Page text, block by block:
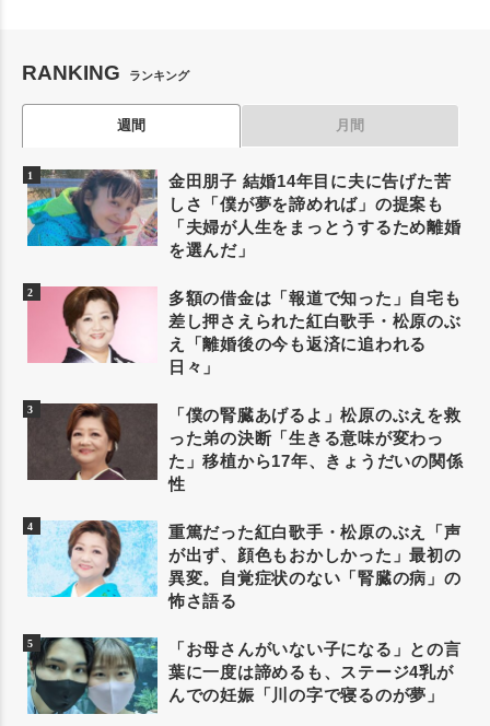
RANKING ランキング
週間 月間
金田朋子 結婚14年目に夫に告げた苦
しさ「僕が夢を諦めれば」の提案も
「夫婦が人生をまっとうするため離婚
を選んだ」
多額の借金は「報道で知った」自宅も
差し押さえられた紅白歌手・松原のぶ
え「離婚後の今も返済に追われる
日々」
「僕の腎臓あげるよ」松原のぶえを救
った弟の決断「生きる意味が変わっ
た」移植から17年、きょうだいの関係
性
重篤だった紅白歌手・松原のぶえ「声
が出ず、顔色もおかしかった」最初の
異変。自覚症状のない「腎臓の病」の
怖さ語る
「お母さんがいない子になる」との言
葉に一度は諦めるも、ステージ4乳が
んでの妊娠「川の字で寝るのが夢」